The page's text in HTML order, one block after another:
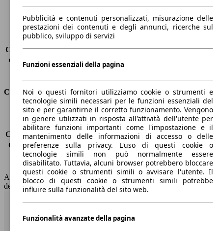
Carico massimo
-
Porte
4
Sedili
5
Carico sul tetto
-
Capacità di traino (senza freni) -
Capacità di traino (con freni)
1600 kg
480 l
Consumi
Emissioni di CO2*
-
Consumo (urbano)
-
Consumo (extra-urbano) -
Consumo (combinato)*
-
Classe di emissione
Euro 6
Capacità del serbatoio
52 l
AutoScout24 non si assume alcuna responsabilità per la correttezza
dei dati.
Torna su
Pubblicità e contenuti personalizzati, misurazione delle
prestazioni dei contenuti e degli annunci, ricerche sul
pubblico, sviluppo di servizi
Funzioni essenziali della pagina
Noi o questi fornitori utilizziamo cookie o strumenti e
tecnologie simili necessari per le funzioni essenziali del
sito e per garantirne il corretto funzionamento. Vengono
in genere utilizzati in risposta all'attività dell'utente per
abilitare funzioni importanti come l'impostazione e il
mantenimento delle informazioni di accesso o delle
preferenze sulla privacy. L'uso di questi cookie o
tecnologie simili non può normalmente essere
disabilitato. Tuttavia, alcuni browser potrebbero bloccare
questi cookie o strumenti simili o avvisare l'utente. Il
blocco di questi cookie o strumenti simili potrebbe
influire sulla funzionalità del sito web.
Funzionalità avanzate della pagina